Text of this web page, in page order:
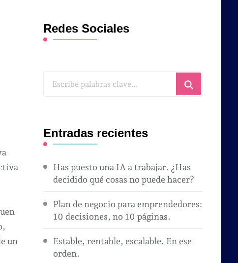
un
Redes Sociales
¿Buscas
Entradas recientes
Has puesto una IA a trabajar. ¿Has
decidido qué cosas no puede hacer?
Plan de negocio para emprendedores:
10 decisiones, no 10 páginas.
Estable, rentable, escalable. En ese
orden.